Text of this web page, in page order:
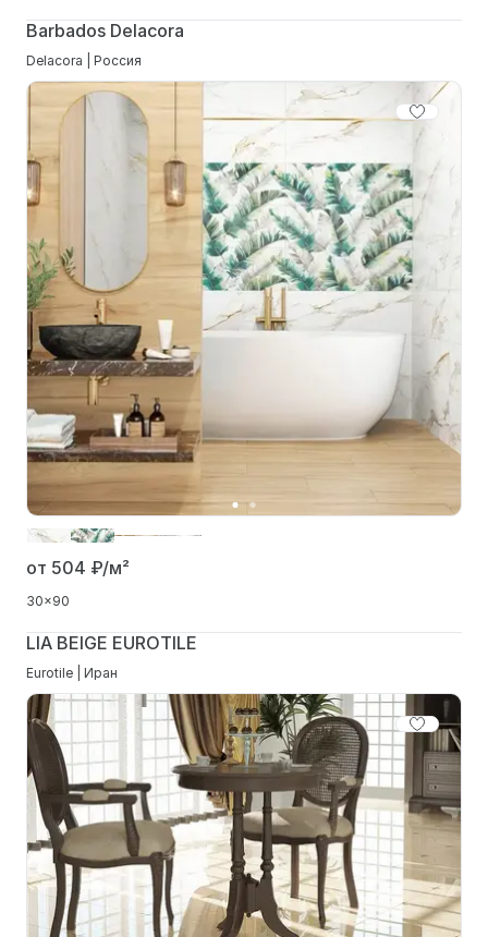
Barbados Delacora
Delacora | Россия
от 504 ₽/м²
30x90
LIA BEIGE EUROTILE
Eurotile | Иран